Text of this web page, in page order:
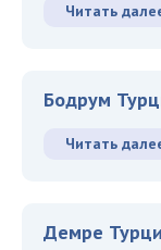
Читать
Бодрум
Читать
Демре